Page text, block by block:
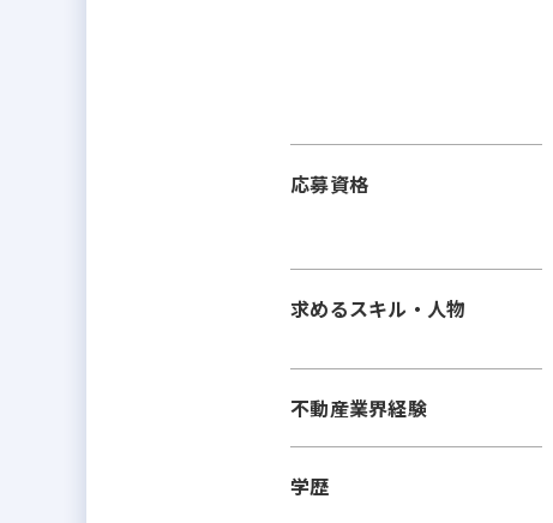
応募資格
求めるスキル・人物
不動産業界経験
学歴